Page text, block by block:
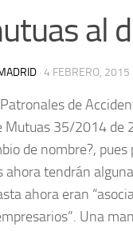
al
· 4 FEBRERO, 2015
de
Mutuas 35/2014 de
de nombre?,
ahora tendrán
ahora eran
Una